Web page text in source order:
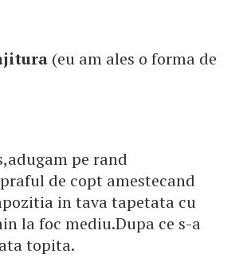
(eu am ales o forma de
pe rand
de copt amestecand
in tava tapetata cu
la foc mediu.Dupa ce s-a
topita.